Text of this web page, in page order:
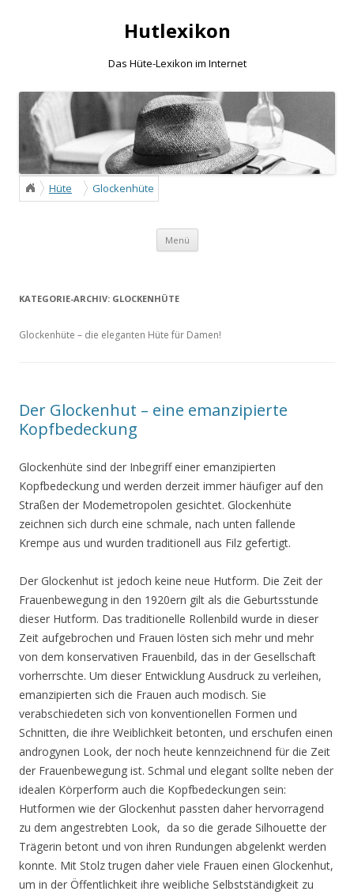
Hutlexikon
Das Hüte-Lexikon im Internet
Hüte
/
Glockenhüte
Menü Zum Inhalt springen
KATEGORIE-ARCHIV: GLOCKENHÜTE
Glockenhüte – die eleganten Hüte für Damen!
Der Glockenhut – eine emanzipierte
Kopfbedeckung
Glockenhüte sind der Inbegriff einer emanzipierten
Kopfbedeckung und werden derzeit immer häufiger auf den
Straßen der Modemetropolen gesichtet. Glockenhüte
zeichnen sich durch eine schmale, nach unten fallende
Krempe aus und wurden traditionell aus Filz gefertigt.
Der Glockenhut ist jedoch keine neue Hutform. Die Zeit der
Frauenbewegung in den 1920ern gilt als die Geburtsstunde
dieser Hutform. Das traditionelle Rollenbild wurde in dieser
Zeit aufgebrochen und Frauen lösten sich mehr und mehr
von dem konservativen Frauenbild, das in der Gesellschaft
vorherrschte. Um dieser Entwicklung Ausdruck zu verleihen,
emanzipierten sich die Frauen auch modisch. Sie
verabschiedeten sich von konventionellen Formen und
Schnitten, die ihre Weiblichkeit betonten, und erschufen einen
androgynen Look, der noch heute kennzeichnend für die Zeit
der Frauenbewegung ist. Schmal und elegant sollte neben der
idealen Körperform auch die Kopfbedeckungen sein:
Hutformen wie der Glockenhut passten daher hervorragend
zu dem angestrebten Look, da so die gerade Silhouette der
Trägerin betont und von ihren Rundungen abgelenkt werden
konnte. Mit Stolz trugen daher viele Frauen einen Glockenhut,
um in der Öffentlichkeit ihre weibliche Selbstständigkeit zu